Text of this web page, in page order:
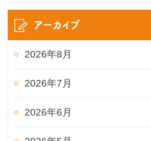
アーカイブ
2026年8月
2026年7月
2026年6月